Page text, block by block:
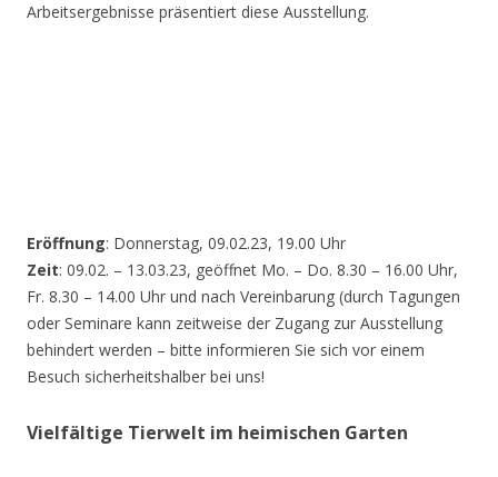
Arbeitsergebnisse präsentiert diese Ausstellung.
Eröffnung: Donnerstag, 09.02.23, 19.00 Uhr
Zeit: 09.02. – 13.03.23, geöffnet Mo. – Do. 8.30 – 16.00 Uhr,
Fr. 8.30 – 14.00 Uhr und nach Vereinbarung (durch Tagungen
oder Seminare kann zeitweise der Zugang zur Ausstellung
behindert werden – bitte informieren Sie sich vor einem
Besuch sicherheitshalber bei uns!
Vielfältige Tierwelt im heimischen Garten